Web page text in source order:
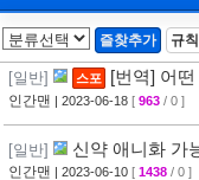
DB
웹툰 이
즐찾추가 규칙
[일반] 스포 [번역] 어
인간맨 | 2023-06-18 [ 963 / 0 ]
[일반] 신약 애니화 가
인간맨 | 2023-06-10 [ 1438 / 0 ]